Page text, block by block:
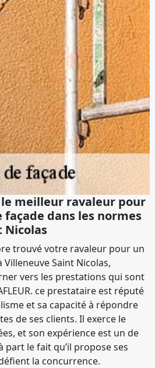
le meilleur ravaleur pour
dans les normes
Nicolas
trouvé votre ravaleur pour un
Saint Nicolas,
vers les prestations qui sont
ce prestataire est réputé
et sa capacité à répondre
de ses clients. Il exerce le
et son expérience est un de
part le fait qu’il propose ses
la concurrence.